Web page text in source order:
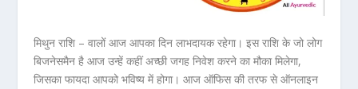
मिथुन राशि – वालों आज आपका दिन लाभदायक रहेगा। इस राशि के जो लोग
बिजनेसमैन है आज उन्हें कहीं अच्छी जगह निवेश करने का मौका मिलेगा,
जिसका फायदा आपको भविष्य में होगा। आज ऑफिस की तरफ से ऑनलाइन